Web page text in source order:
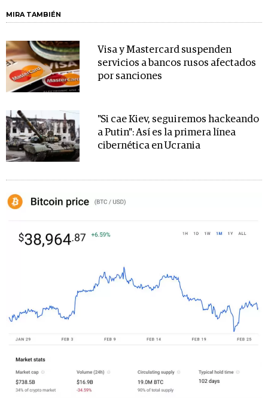
MIRA TAMBIÉN
Visa y Mastercard suspenden
servicios a bancos rusos afectados
por sanciones
"Si cae Kiev, seguiremos hackeando
a Putin": Así es la primera línea
cibernética en Ucrania